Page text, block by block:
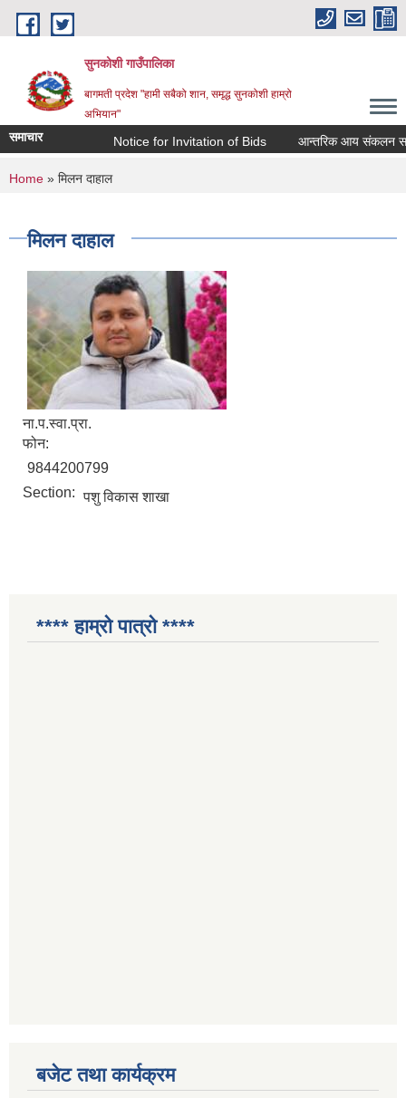
Skip to main content
सुनकोशी गाउँपालिका
बागमती प्रदेश "हामी सबैको शान, समृद्ध सुनकोशी हाम्रो
अभियान"
समाचार Notice for Invitation of Bids आन्तरिक आय संकलन सम्बन्धी
You are here
Home » मिलन दाहाल
मिलन दाहाल
ना.प.स्वा.प्रा.
फोन:
9844200799
Section: पशु विकास शाखा
**** हाम्रो पात्रो ****
बजेट तथा कार्यक्रम